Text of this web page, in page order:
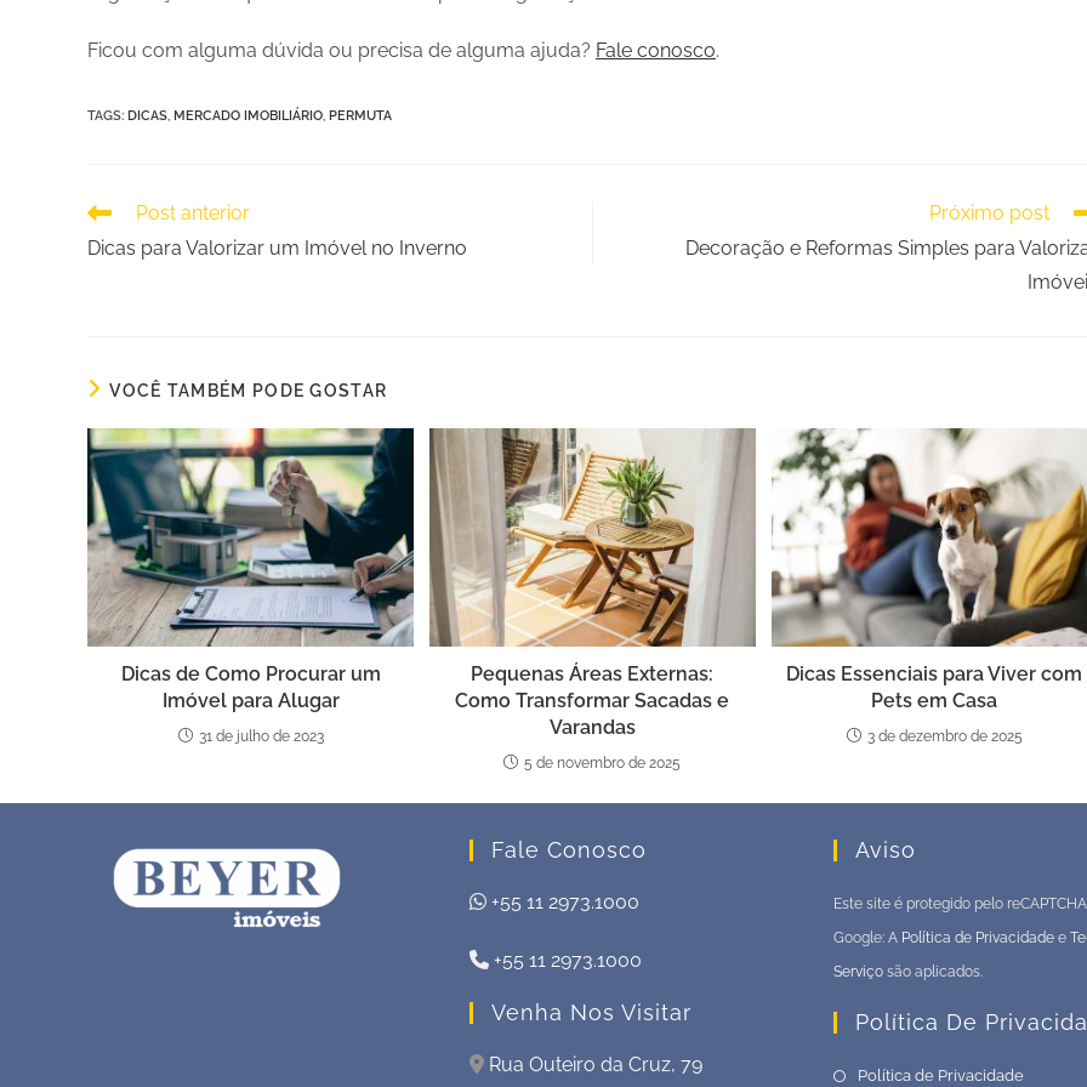
Ficou com alguma dúvida ou precisa de alguma ajuda? Fale conosco.
TAGS: DICAS, MERCADO IMOBILIÁRIO, PERMUTA
Post anterior
Dicas para Valorizar um Imóvel no Inverno
Próximo post
Decoração e Reformas Simples para
VOCÊ TAMBÉM PODE GOSTAR
Dicas de Como Procurar um
Imóvel para Alugar
31 de julho de 2023
Pequenas Áreas Externas:
Como Transformar Sacadas e
Varandas
5 de novembro de 2025
Dicas Essenciais para Viver com
Pets em Casa
3 de dezembro de 2025
Fale Conosco
+55 11 2973.1000
+55 11 2973.1000
Venha Nos Visitar
Rua Outeiro da Cruz, 79
Aviso
Este site é protegido pelo
Google: A Política de Privacidade e
Serviço são aplicados.
Política De
Política de Privacidade